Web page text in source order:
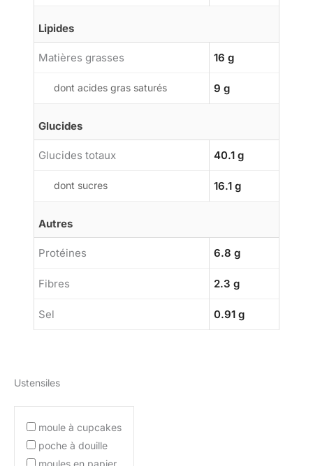
Lipides
Matières grasses 16 g
dont acides gras saturés 9 g
Glucides
Glucides totaux 40.1 g
dont sucres 16.1 g
Autres
Protéines 6.8 g
Fibres 2.3 g
Sel 0.91 g
Ustensiles
moule à cupcakes
poche à douille
moules en papier